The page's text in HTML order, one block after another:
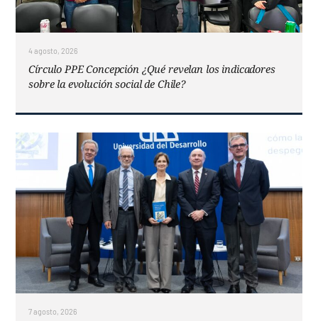
4 agosto, 2026
Círculo PPE Concepción ¿Qué revelan los indicadores
sobre la evolución social de Chile?
7 agosto, 2026